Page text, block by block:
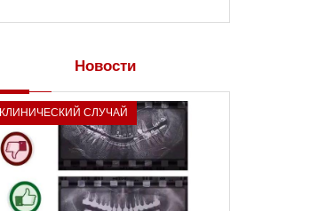
Новости
КЛИНИЧЕСКИЙ СЛУЧАЙ